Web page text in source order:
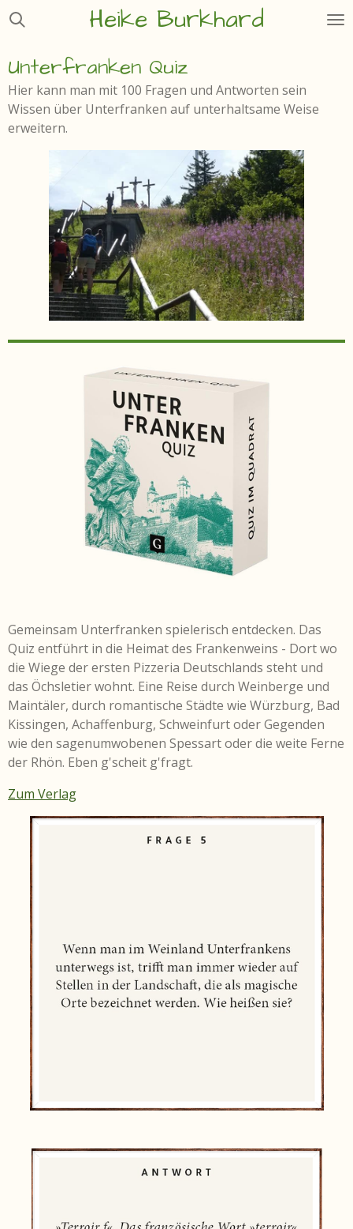
Zum
Heike Burkhard
Unterfranken Quiz
Hier kann man mit 100 Fragen und Antworten sein
Wissen über Unterfranken auf unterhaltsame Weise
erweitern.
Gemeinsam Unterfranken spielerisch entdecken. Das
Quiz entführt in die Heimat des Frankenweins - Dort wo
die Wiege der ersten Pizzeria Deutschlands steht und
das Öchsletier wohnt. Eine Reise durch Weinberge und
Maintäler, durch romantische Städte wie Würzburg, Bad
Kissingen, Achaffenburg, Schweinfurt oder Gegenden
wie den sagenumwobenen Spessart oder die weite Ferne
der Rhön. Eben g'scheit g'fragt.
Zum Verlag